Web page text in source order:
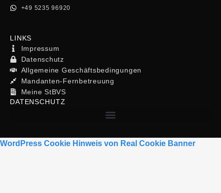
+49 5235 96920
LINKS
Impressum
Datenschutz
Allgemeine Geschäftsbedingungen
Mandanten-Fernbetreuung
Meine StBVS
DATENSCHUTZ
WordPress Cookie Hinweis von Real Cookie Banner